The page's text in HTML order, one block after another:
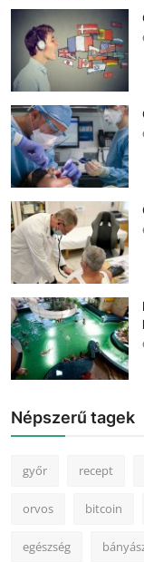
Népszerű tagek
győr recept
orvos bitcoin
egészség